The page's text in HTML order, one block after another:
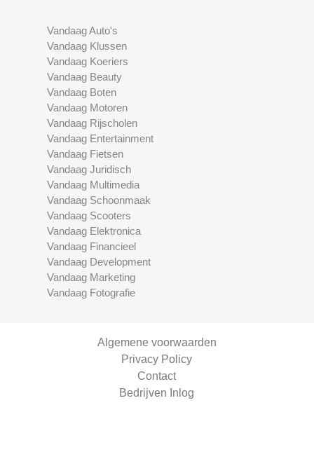
Vandaag Auto's
Vandaag Klussen
Vandaag Koeriers
Vandaag Beauty
Vandaag Boten
Vandaag Motoren
Vandaag Rijscholen
Vandaag Entertainment
Vandaag Fietsen
Vandaag Juridisch
Vandaag Multimedia
Vandaag Schoonmaak
Vandaag Scooters
Vandaag Elektronica
Vandaag Financieel
Vandaag Development
Vandaag Marketing
Vandaag Fotografie
Algemene voorwaarden
Privacy Policy
Contact
Bedrijven Inlog